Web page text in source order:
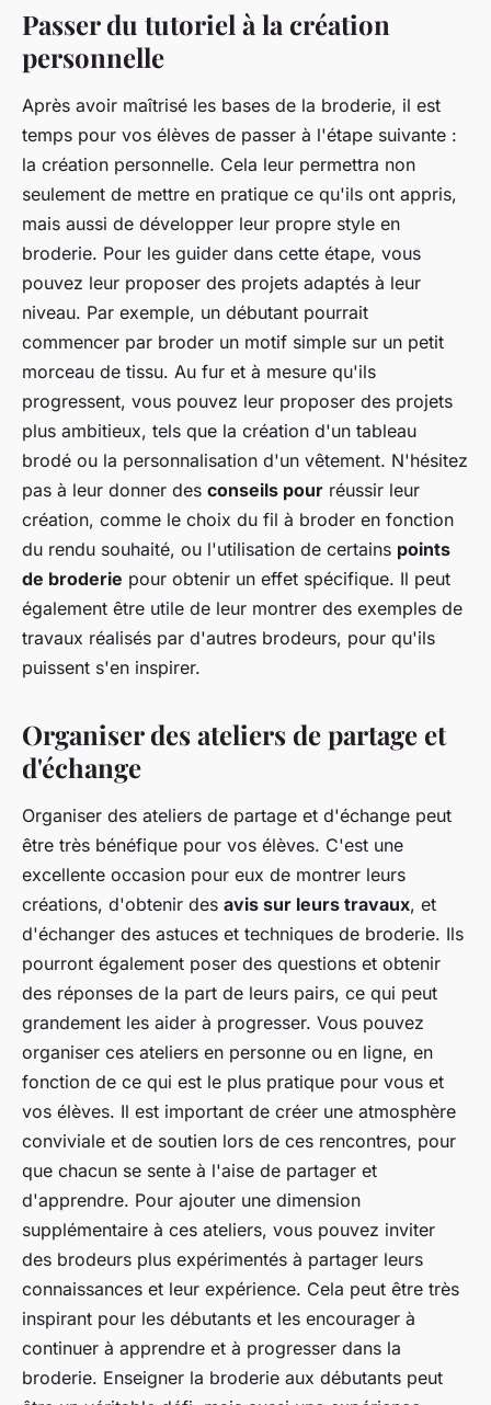
Passer du tutoriel à la création
personnelle
Après avoir maîtrisé les bases de la broderie, il est
temps pour vos élèves de passer à l'étape suivante :
la création personnelle. Cela leur permettra non
seulement de mettre en pratique ce qu'ils ont appris,
mais aussi de développer leur propre style en
broderie. Pour les guider dans cette étape, vous
pouvez leur proposer des projets adaptés à leur
niveau. Par exemple, un débutant pourrait
commencer par broder un motif simple sur un petit
morceau de tissu. Au fur et à mesure qu'ils
progressent, vous pouvez leur proposer des projets
plus ambitieux, tels que la création d'un tableau
brodé ou la personnalisation d'un vêtement. N'hésitez
pas à leur donner des conseils pour réussir leur
création, comme le choix du fil à broder en fonction
du rendu souhaité, ou l'utilisation de certains points
de broderie pour obtenir un effet spécifique. Il peut
également être utile de leur montrer des exemples de
travaux réalisés par d'autres brodeurs, pour qu'ils
puissent s'en inspirer.
Organiser des ateliers de partage et
d'échange
Organiser des ateliers de partage et d'échange peut
être très bénéfique pour vos élèves. C'est une
excellente occasion pour eux de montrer leurs
créations, d'obtenir des avis sur leurs travaux, et
d'échanger des astuces et techniques de broderie. Ils
pourront également poser des questions et obtenir
des réponses de la part de leurs pairs, ce qui peut
grandement les aider à progresser. Vous pouvez
organiser ces ateliers en personne ou en ligne, en
fonction de ce qui est le plus pratique pour vous et
vos élèves. Il est important de créer une atmosphère
conviviale et de soutien lors de ces rencontres, pour
que chacun se sente à l'aise de partager et
d'apprendre. Pour ajouter une dimension
supplémentaire à ces ateliers, vous pouvez inviter
des brodeurs plus expérimentés à partager leurs
connaissances et leur expérience. Cela peut être très
inspirant pour les débutants et les encourager à
continuer à apprendre et à progresser dans la
broderie. Enseigner la broderie aux débutants peut